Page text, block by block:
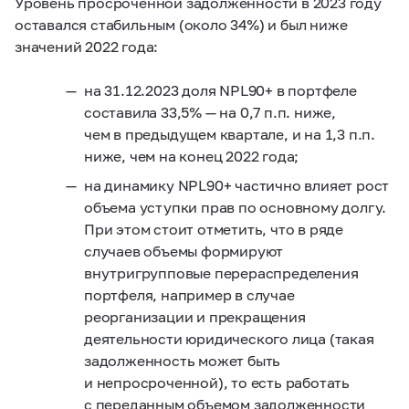
оставался стабильным (около 34%) и был ниже
значений 2022 года:
на 31.12.2023 доля NPL90+ в портфеле
составила 33,5% — на 0,7 п.п. ниже,
чем в предыдущем квартале, и на 1,3 п.п.
ниже, чем на конец 2022 года;
на динамику NPL90+ частично влияет рост
объема уступки прав по основному долгу.
При этом стоит отметить, что в ряде
случаев объемы формируют
внутригрупповые перераспределения
портфеля, например в случае
реорганизации и прекращения
деятельности юридического лица (такая
задолженность может быть
и непросроченной), то есть работать
с переданным объемом задолженности